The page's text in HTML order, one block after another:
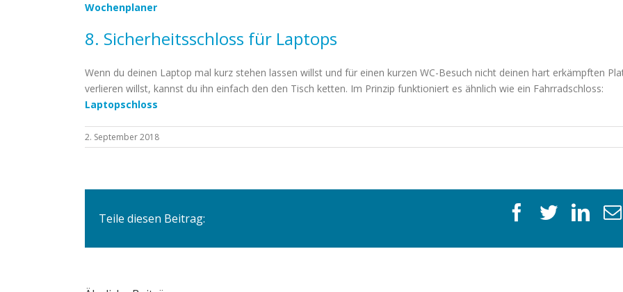
Wochenplaner
8. Sicherheitsschloss für Laptops
Wenn du deinen Laptop mal kurz stehen lassen willst und für einen kurzen WC-Besuch nicht deinen hart erkämpften
verlieren willst, kannst du ihn einfach den den Tisch ketten. Im Prinzip funktioniert es ähnlich wie ein Fahrradschloss:
Laptopschloss
2. September 2018
Teile diesen Beitrag: facebook
twitter